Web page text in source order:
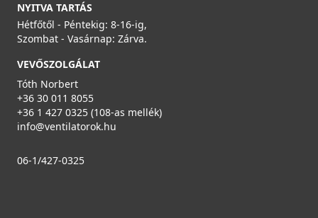
Aerauliqa SEL-3V-P szabályzó egység
003790
NYITVA TARTÁS
Hétfőtől - Péntekig: 8-16-ig,
Szombat - Vasárnap: Zárva.
VEVŐSZOLGÁLAT
Tóth Norbert
+36 30 011 8055
+36 1 427 0325 (108-as mellék)
info@ventilatorok.hu
06-1/427-0325